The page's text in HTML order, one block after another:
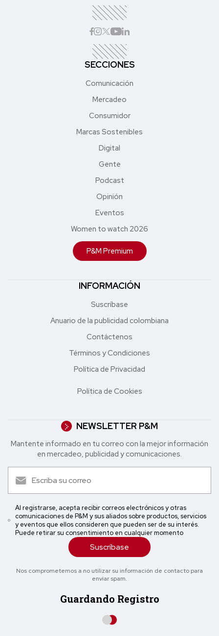
SECCIONES
Comunicación
Mercadeo
Consumidor
Marcas Sostenibles
Digital
Gente
Podcast
Opinión
Eventos
Women to watch 2026
P&M Premium
INFORMACIÓN
Suscríbase
Anuario de la publicidad colombiana
Contáctenos
Términos y Condiciones
Política de Privacidad
Política de Cookies
NEWSLETTER P&M
Mantente informado en tu correo con la mejor in formación
en mercadeo, publicidad y comunicaciones.
Al registrarse, acepta recibir correos electrónicos y otras
comunicaciones de P&M y sus aliados sobre productos, servicios
y eventos que ellos consideren que pueden ser de su interés.
Puede retirar su consentimiento en cualquier momento
Suscríbase
Nos comprometemos a no utilizar su información de contacto para
enviar spam.
Guardando Registro